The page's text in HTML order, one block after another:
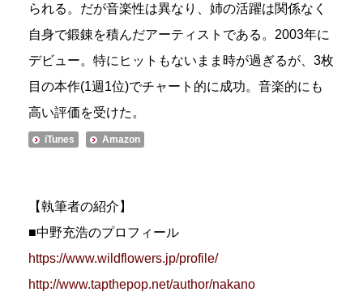
られる。だが音楽性は異なり、姉の活躍は関係なく
自身で鍛錬を積んだアーティストである。2003年に
デビュー。特にヒットもないまま時が過ぎるが、3枚
目の本作(1週1位)でチャート的に成功。音楽的にも
高い評価を受けた。
iTunes Amazon
【執筆者の紹介】
■中野充浩のプロフィール
https://www.wildflowers.jp/profile/
http://www.tapthepop.net/author/nakano